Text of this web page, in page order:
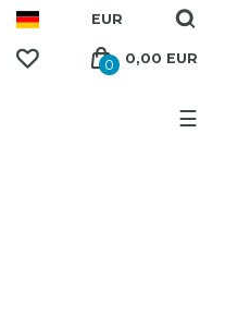
EUR
0 0,00 EUR
☰